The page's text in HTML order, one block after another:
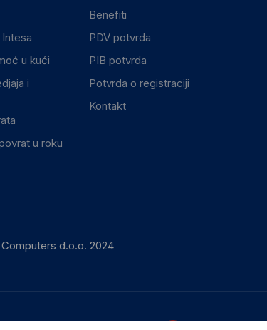
u kući
i
u roku
Benefiti
PDV potvrda
PIB potvrda
Potvrda o registraciji
Kontakt
d.o.o. 2024